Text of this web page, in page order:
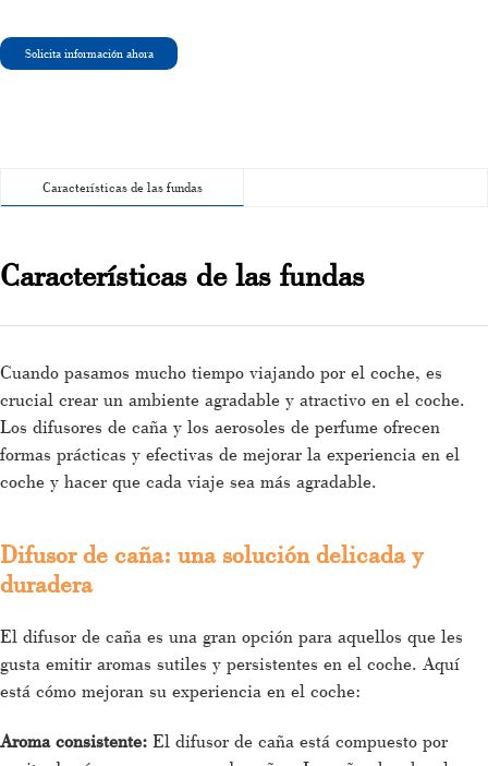
Solicita información ahora
Características de las fundas
Características de las fundas
Cuando pasamos mucho tiempo viajando por el coche, es
crucial crear un ambiente agradable y atractivo en el coche.
Los difusores de caña y los aerosoles de perfume ofrecen
formas prácticas y efectivas de mejorar la experiencia en el
coche y hacer que cada viaje sea más agradable.
Difusor de caña: una solución delicada y
duradera
El difusor de caña es una gran opción para aquellos que les
gusta emitir aromas sutiles y persistentes en el coche. Aquí
está cómo mejoran su experiencia en el coche:
Aroma consistente: El difusor de caña está compuesto por